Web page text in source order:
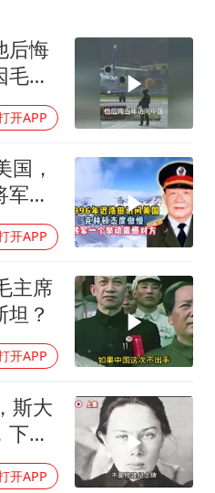
27岁女子成组织卖淫集团主犯被通缉
法国将禁止“未经同意的电话营销”
新局 实干挑大梁
后悔
主
开APP
国，
一
开APP
主席
？
开APP
斯大
了
开APP